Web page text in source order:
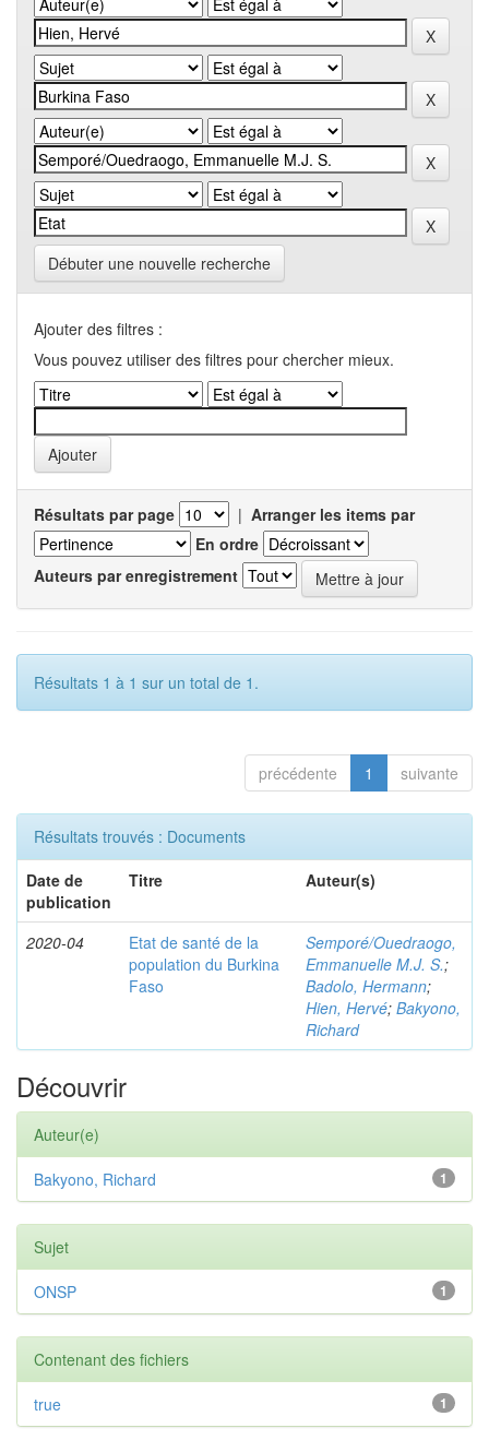
Débuter une nouvelle recherche
Ajouter des filtres :
Vous pouvez utiliser des filtres pour chercher mieux.
Résultats par page | Arranger les items par
En ordre
Auteurs par enregistrement
Résultats 1 à 1 sur un total de 1.
précédente 1 suivante
Résultats trouvés : Documents
Date de
publication
Titre Auteur(s)
2020-04
Etat de santé de la
population du Burkina
Faso
Semporé/Ouedraogo,
Emmanuelle M.J. S.;
Badolo, Hermann;
Hien, Hervé; Bakyono,
Richard
Découvrir
Auteur(e)
1
Bakyono, Richard
Sujet
1
ONSP
Contenant des fichiers
1
true